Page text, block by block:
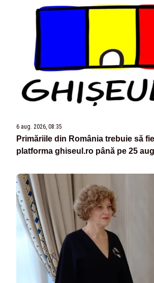
6 aug. 2026, 08:35
Primăriile din România trebuie să
platforma ghiseul.ro până pe 25